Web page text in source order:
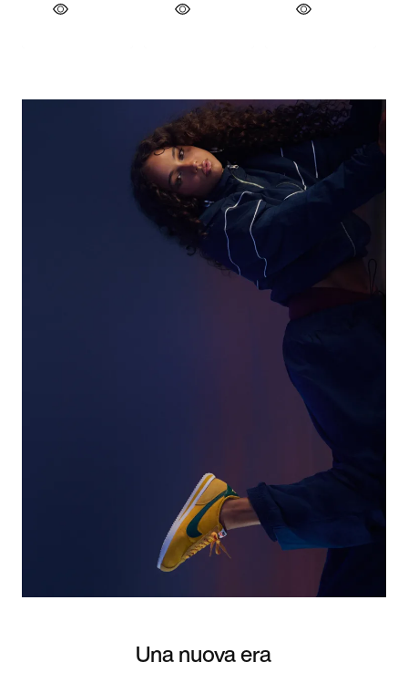
Una nuova era